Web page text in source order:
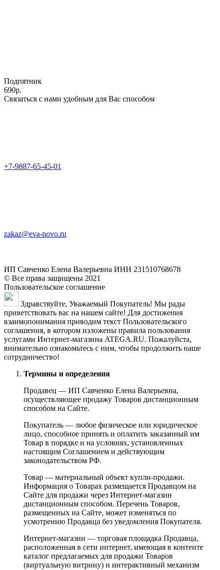
Подпятник
690р.
Связаться с нами удобным для Вас способом
+7-9887-65-45-01
zakaz@eva-novo.ru
ИП Савченко Елена Валерьевна ИНН 231510768678
© Все права защищены 2021
Пользовательское соглашение
Здравствуйте, Уважаемый Покупатель! Мы рады
приветствовать вас на нашем сайте! Для достижения
взаимопонимания приводим текст Пользовательского
соглашения, в котором изложены правила пользования
услугами Интернет-магазина ATEGA.RU. Пожалуйста,
внимательно ознакомьтесь с ним, чтобы продолжить наше
сотрудничество!
Термины и определения
Продавец — ИП Савченко Елена Валерьевна,
осуществляющее продажу Товаров дистанционным
способом на Сайте.
Покупатель — любое физическое или юридическое
лицо, способное принять и оплатить заказанный им
Товар в порядке и на условиях, установленных
настоящим Соглашением и действующим
законодательством РФ.
Товар — материальный объект купли-продажи.
Информация о Товарах размещается Продавцом на
Сайте для продажи через Интернет-магазин
дистанционным способом. Перечень Товаров,
размещенных на Сайте, может изменяться по
усмотрению Продавца без уведомления Покупателя.
Интернет-магазин — торговая площадка Продавца,
расположенная в сети интернет, имеющая в контенте
каталог предлагаемых для продажи Товаров
(виртуальную витрину) и интерактивный механизм